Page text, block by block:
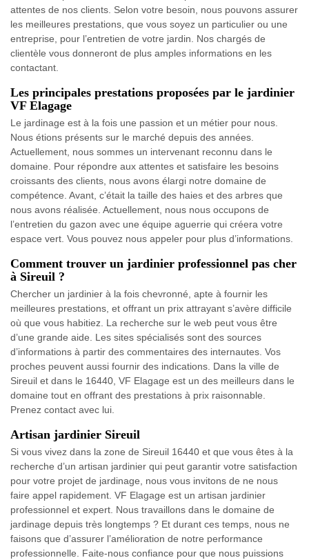
attentes de nos clients. Selon votre besoin, nous pouvons assurer
les meilleures prestations, que vous soyez un particulier ou une
entreprise, pour l’entretien de votre jardin. Nos chargés de
clientèle vous donneront de plus amples informations en les
contactant.
Les principales prestations proposées par le jardinier
VF Elagage
Le jardinage est à la fois une passion et un métier pour nous.
Nous étions présents sur le marché depuis des années.
Actuellement, nous sommes un intervenant reconnu dans le
domaine. Pour répondre aux attentes et satisfaire les besoins
croissants des clients, nous avons élargi notre domaine de
compétence. Avant, c’était la taille des haies et des arbres que
nous avons réalisée. Actuellement, nous nous occupons de
l’entretien du gazon avec une équipe aguerrie qui créera votre
espace vert. Vous pouvez nous appeler pour plus d’informations.
Comment trouver un jardinier professionnel pas cher
à Sireuil ?
Chercher un jardinier à la fois chevronné, apte à fournir les
meilleures prestations, et offrant un prix attrayant s’avère difficile
où que vous habitiez. La recherche sur le web peut vous être
d’une grande aide. Les sites spécialisés sont des sources
d’informations à partir des commentaires des internautes. Vos
proches peuvent aussi fournir des indications. Dans la ville de
Sireuil et dans le 16440, VF Elagage est un des meilleurs dans le
domaine tout en offrant des prestations à prix raisonnable.
Prenez contact avec lui.
Artisan jardinier Sireuil
Si vous vivez dans la zone de Sireuil 16440 et que vous êtes à la
recherche d’un artisan jardinier qui peut garantir votre satisfaction
pour votre projet de jardinage, nous vous invitons de ne nous
faire appel rapidement. VF Elagage est un artisan jardinier
professionnel et expert. Nous travaillons dans le domaine de
jardinage depuis très longtemps ? Et durant ces temps, nous ne
faisons que d’assurer l’amélioration de notre performance
professionnelle. Faite-nous confiance pour que nous puissions